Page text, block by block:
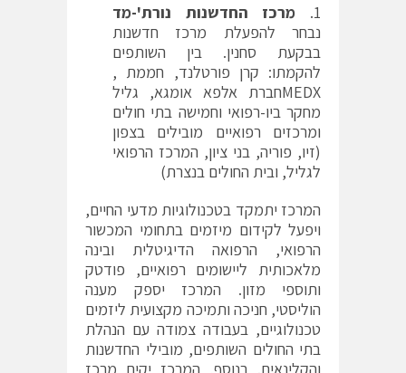
מרכז החדשנות נורת'-מד
נבחר להפעלת מרכז חדשנות
בבקעת סחנין. בין השותפים
להקמתו: קרן פורטלנד, חממת ,
MEDXחברת אלפא אומגא, גליל
מחקר ביו-רפואי וחמישה בתי חולים
ומרכזים רפואיים מובילים בצפון
(זיו, פוריה, בני ציון, המרכז הרפואי
לגליל, ובית החולים בנצרת)
המרכז יתמקד בטכנולוגיות מדעי החיים,
ויפעל לקידום מיזמים בתחומי המכשור
הרפואי, הרפואה הדיגיטלית ובינה
מלאכותית ליישומים רפואיים, פודטק
ותוספי מזון. המרכז יספק מענה
הוליסטי, חניכה ותמיכה מקצועית ליזמים
טכנולוגיים, בעבודה צמודה עם הנהלת
בתי החולים השותפים, מובילי החדשנות
והקלינאים. בנוסף, המרכז יקים מרכז